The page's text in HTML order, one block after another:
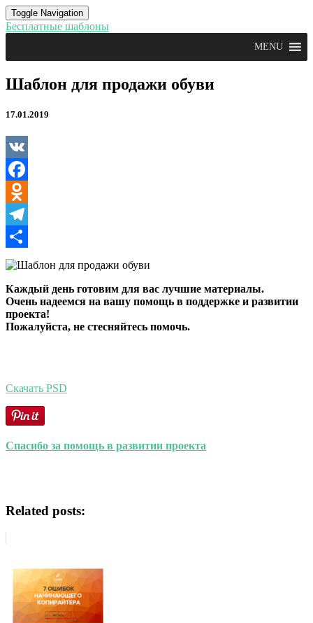
Toggle Navigation
Бесплатные шаблоны
MENU
Шаблон
для
обуви
Шаблон для продажи обуви
17.01.2019
VK
Facebook
Odnoklassniki
Telegram
Отправить
Каждый день готовим для вас лучшие материалы.
Очень надеемся на вашу помощь в поддержке и развитии
проекта!
Пожалуйста, не стесняйтесь помочь.
Скачать PSD
Спасибо за помощь в развитии проекта
Related posts: